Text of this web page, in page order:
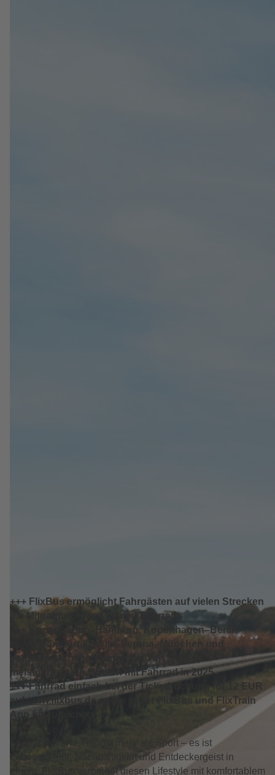
+++ FlixBus ermöglicht Fahrgästen auf vielen Strecken
die Mitnahme ihres eigenen Fahrrads
+++ Kopenhagen–Hamburg, Kopenhagen–Berlin
sowie Hamburg–Berlin, Verona–München und
Venedig–München waren die Top 5 der
meistgebuchten Routen mit Fahrrad in 2025
+++ Fahrrad einfach bei der Ticketbuchung für 12 EUR
aufwww.flixbus.de
sowie in der FlixBus und FlixTrain
App hinzubuchen
Fahrradfahren ist längst mehr als Sport – es ist
Lebensgefühl, Nachhaltigkeit und Entdeckergeist in
einem. FlixBus verbindet diesen Lifestyle mit komfortablem